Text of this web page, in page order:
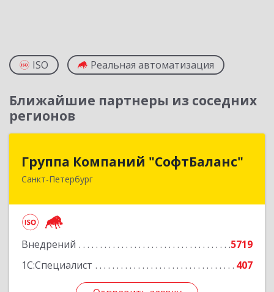
ISO Реальная автоматизация
Ближайшие партнеры из соседних
регионов
Группа Компаний "СофтБаланс"
Санкт-Петербург
Внедрений
5719
1С:Специалист
407
Группа Компаний "СофтБаланс"
195112, Санкт-Петербург г, Заневский пр-кт,